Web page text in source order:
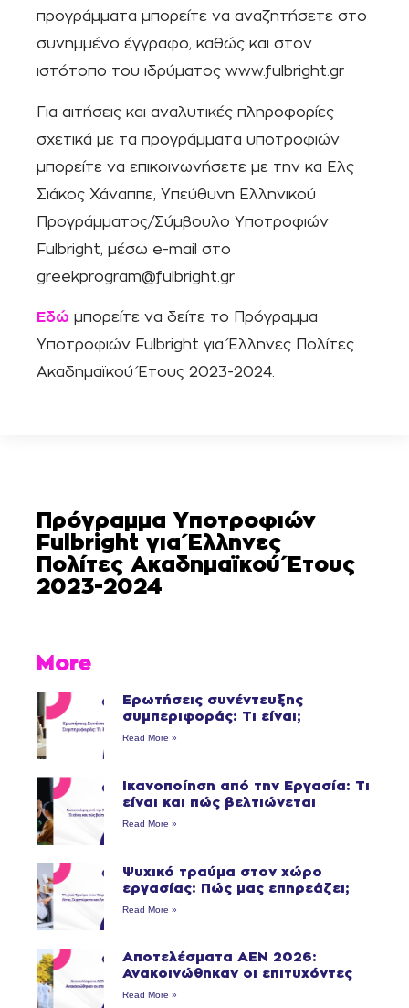
προγράμματα μπορείτε να αναζητήσετε στο
συνημμένο έγγραφο, καθώς και στον
ιστότοπο του ιδρύματος www.fulbright.gr
Για αιτήσεις και αναλυτικές πληροφορίες
σχετικά με τα προγράμματα υποτροφιών
μπορείτε να επικοινωνήσετε με την κα Ελς
Σιάκος Χάναππε, Υπεύθυνη Ελληνικού
Προγράμματος/Σύμβουλο Υποτροφιών
Fulbright, μέσω e-mail στο
greekprogram@fulbright.gr
Εδώ μπορείτε να δείτε το Πρόγραμμα
Υποτροφιών Fulbright για Έλληνες Πολίτες
Ακαδημαϊκού Έτους 2023-2024.
Πρόγραμμα Υποτροφιών
Fulbright για Έλληνες
Πολίτες Ακαδημαϊκού Έτους
2023-2024
More
Ερωτήσεις συνέντευξης
συμπεριφοράς: Τι είναι;
Read More »
Ικανοποίηση από την Εργασία: Τι
είναι και πώς βελτιώνεται
Read More »
Ψυχικό τραύμα στον χώρο
εργασίας: Πώς μας επηρεάζει;
Read More »
Αποτελέσματα ΑΕΝ 2026:
Ανακοινώθηκαν οι επιτυχόντες
Read More »